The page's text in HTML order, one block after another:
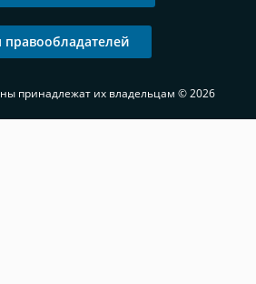
правообладателей
принадлежат их владельцам © 2026